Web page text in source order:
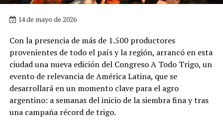
14 de mayo de 2026
Con la presencia de más de 1.500 productores
provenientes de todo el país y la región, arrancó en esta
ciudad una nueva edición del Congreso A Todo Trigo, un
evento de relevancia de América Latina, que se
desarrollará en un momento clave para el agro
argentino: a semanas del inicio de la siembra fina y tras
una campaña récord de trigo.